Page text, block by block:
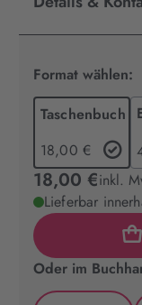
Format wählen:
Taschenbuch
18,00 €
18,00 €inkl.
Lieferbar
Oder im